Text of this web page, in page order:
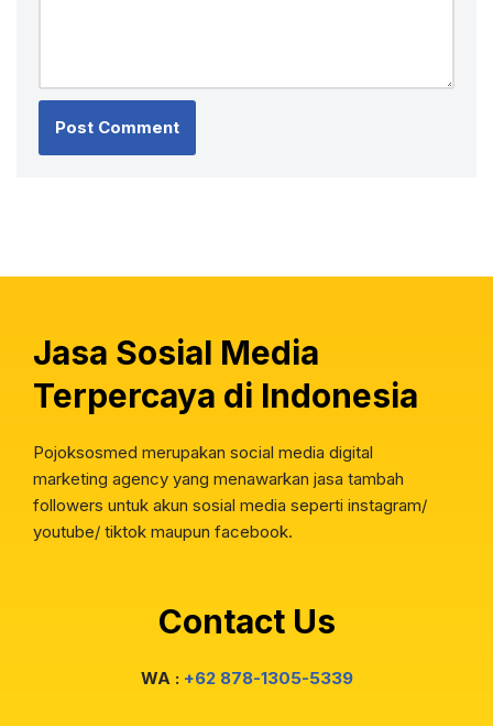
Jasa Sosial Media
Terpercaya di Indonesia
Pojoksosmed merupakan social media digital
marketing agency yang menawarkan jasa tambah
followers untuk akun sosial media seperti instagram/
youtube/ tiktok maupun facebook.
Contact Us
WA : +62 878-1305-5339